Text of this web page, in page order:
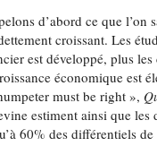
d’abord ce que l’on
croissant. Les
est développé, plus
économique est
must be right »,
estiment ainsi que
60% des différentiels